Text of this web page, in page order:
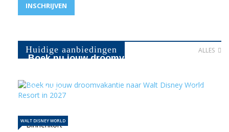
INSCHRIJVEN
Huidige aanbiedingen
Boek nu jouw droomvakantie naar Walt
21-04-2026 1134
WALT DISNEY WORLD
ALLES